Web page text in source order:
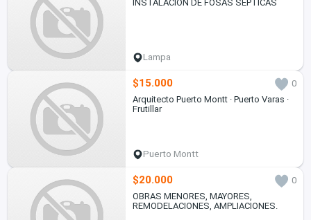
INSTALACIÓN DE FOSAS SÉPTICAS
Lampa
$15.000
0
Arquitecto Puerto Montt · Puerto Varas ·
Frutillar
Puerto Montt
$20.000
0
OBRAS MENORES, MAYORES,
REMODELACIONES, AMPLIACIONES.